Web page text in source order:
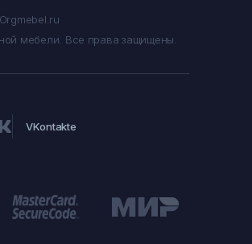
VKontakte
мебели. Все права защищены.